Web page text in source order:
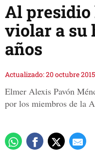
Al
violar a su
años
Actualizado: 20 octubre 2015
Elmer Alexis Pavón
por los miembros de la